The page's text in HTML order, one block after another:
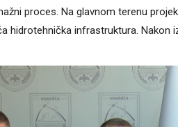
proces. Na glavnom terenu
hidrotehnička infrastruktura. Nakon